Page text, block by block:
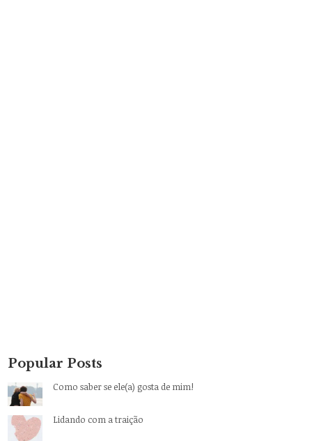
Popular Posts
Como saber se ele(a) gosta de mim!
Lidando com a traição